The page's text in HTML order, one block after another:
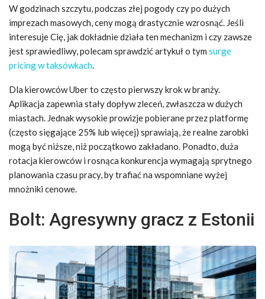
W godzinach szczytu, podczas złej pogody czy po dużych
imprezach masowych, ceny mogą drastycznie wzrosnąć. Jeśli
interesuje Cię, jak dokładnie działa ten mechanizm i czy zawsze
jest sprawiedliwy, polecam sprawdzić artykuł o tym surge
pricing w taksówkach.
Dla kierowców Uber to często pierwszy krok w branży.
Aplikacja zapewnia stały dopływ zleceń, zwłaszcza w dużych
miastach. Jednak wysokie prowizje pobierane przez platformę
(często sięgające 25% lub więcej) sprawiają, że realne zarobki
mogą być niższe, niż początkowo zakładano. Ponadto, duża
rotacja kierowców i rosnąca konkurencja wymagają sprytnego
planowania czasu pracy, by trafiać na wspomniane wyżej
mnożniki cenowe.
Bolt: Agresywny gracz z Estonii